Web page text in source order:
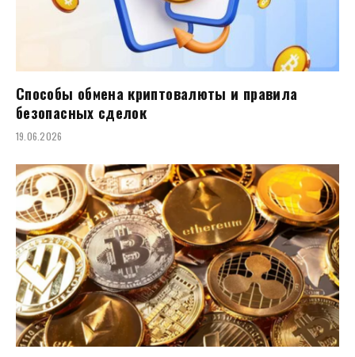
Способы обмена криптовалюты и правила
безопасных сделок
19.06.2026